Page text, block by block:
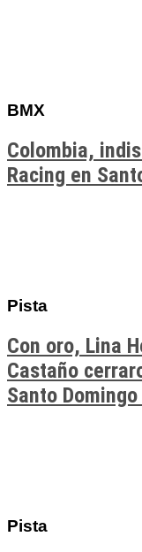
BMX
Colombia,
Racing en
Pista
Con oro, Lina
Castaño
Santo
Pista